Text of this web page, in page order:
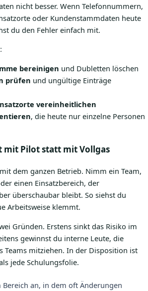
nicht besser. Wenn Telefonnummern,
oder Kundenstammdaten heute
du den Fehler einfach mit.
bereinigen und Dubletten löschen
prüfen und ungültige Einträge
vereinheitlichen
, die heute nur einzelne Personen
mit Pilot statt mit Vollgas
dem ganzen Betrieb. Nimm ein Team,
einen Einsatzbereich, der
überschaubar bleibt. So siehst du
Arbeitsweise klemmt.
Gründen. Erstens sinkt das Risiko im
gewinnst du interne Leute, die
Teams mitziehen. In der Disposition ist
jede Schulungsfolie.
Bereich an, in dem oft Änderungen